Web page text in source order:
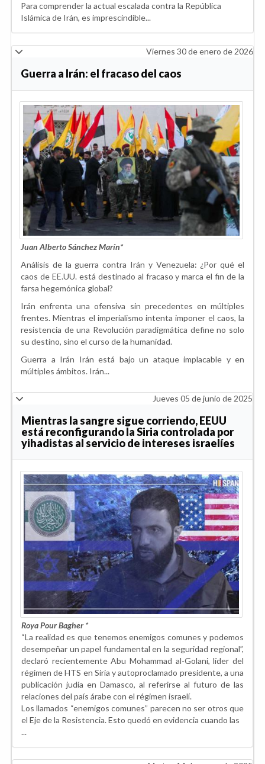
Para comprender la actual escalada contra la República
Islámica de Irán, es imprescindible...
Viernes 30 de enero de 2026
Guerra a Irán: el fracaso del caos
Juan Alberto Sánchez Marín*
Análisis de la guerra contra Irán y Venezuela: ¿Por qué el
caos de EE.UU. está destinado al fracaso y marca el fin de la
farsa hegemónica global?
Irán enfrenta una ofensiva sin precedentes en múltiples
frentes. Mientras el imperialismo intenta imponer el caos, la
resistencia de una Revolución paradigmática define no solo
su destino, sino el curso de la humanidad.
Guerra a Irán Irán está bajo un ataque implacable y en
múltiples ámbitos. Irán...
Jueves 05 de junio de 2025
Mientras la sangre sigue corriendo, EEUU
está reconfigurando la Siria controlada por
yihadistas al servicio de intereses israelíes
Roya Pour Bagher *
“La realidad es que tenemos enemigos comunes y podemos
desempeñar un papel fundamental en la seguridad regional”,
declaró recientemente Abu Mohammad al-Golani, líder del
régimen de HTS en Siria y autoproclamado presidente, a una
publicación judía en Damasco, al referirse al futuro de las
relaciones del país árabe con el régimen israelí.
Los llamados “enemigos comunes” parecen no ser otros que
el Eje de la Resistencia. Esto quedó en evidencia cuando las
...